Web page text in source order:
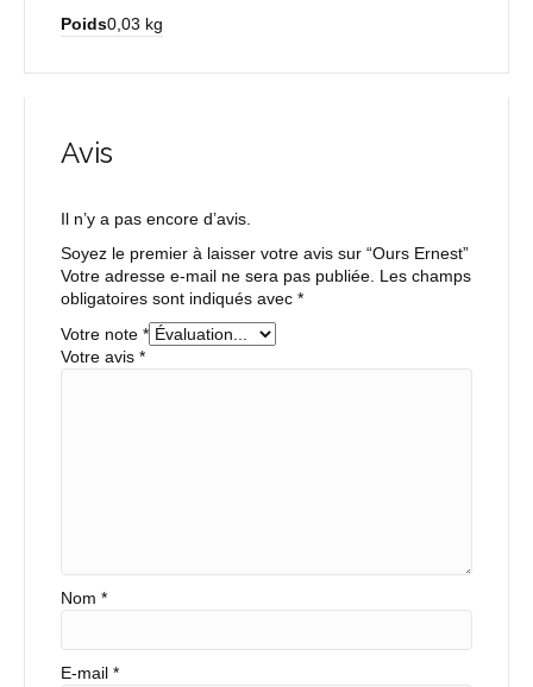
Poids0,03 kg
Avis
Il n’y a pas encore d’avis.
Soyez le premier à laisser votre avis sur “Ours Ernest”
Votre adresse e-mail ne sera pas publiée. Les champs
obligatoires sont indiqués avec *
Votre note *
Votre avis *
Nom *
E-mail *